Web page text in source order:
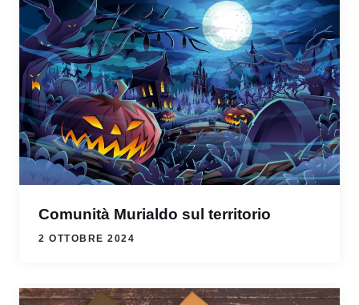
Comunità Murialdo sul territorio
2 OTTOBRE 2024